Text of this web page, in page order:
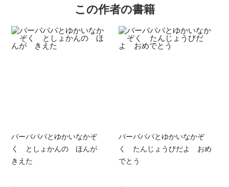
この作者の書籍
バーバパパとゆかいなかぞ
く としょかんの ほんが
きえた
バーバパパとゆかいなかぞ
く たんじょうびだよ おめ
でとう